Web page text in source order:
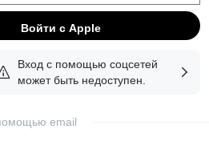
Войти с Apple
Вход с помощью соцсетей
может быть недоступен.
email